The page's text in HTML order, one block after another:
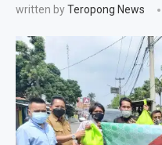
written byTeropong News